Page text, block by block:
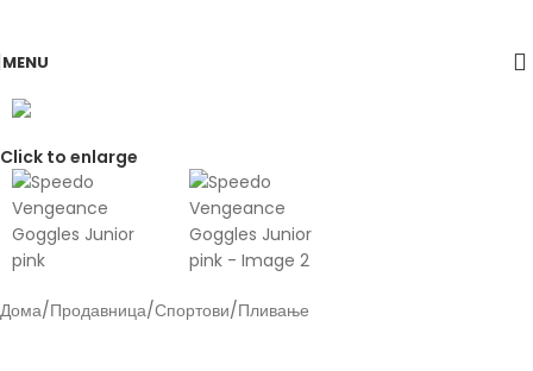
MENU
Click to enlarge
Дома/Продавница/Спортови/Пливање